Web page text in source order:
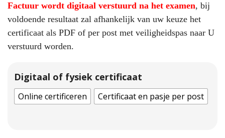
Factuur wordt digitaal verstuurd na het examen, bij
voldoende resultaat zal afhankelijk van uw keuze het
certificaat als PDF of per post met veiligheidspas naar U
verstuurd worden.
Digitaal of fysiek certificaat
Online certificeren Certificaat en pasje per post